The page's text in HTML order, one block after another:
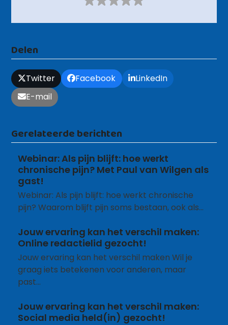
Delen
Twitter Facebook
LinkedIn
E-mail
Gerelateerde berichten
Webinar: Als pijn blijft: hoe werkt
chronische pijn? Met Paul van Wilgen als
gast!
Webinar: Als pijn blijft: hoe werkt chronische
pijn? Waarom blijft pijn soms bestaan, ook als…
Jouw ervaring kan het verschil maken:
Online redactielid gezocht!
Jouw ervaring kan het verschil maken Wil je
graag iets betekenen voor anderen, maar
past…
Jouw ervaring kan het verschil maken:
Social media held(in) gezocht!